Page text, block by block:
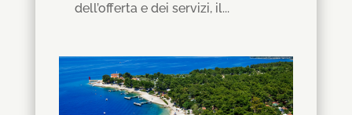
dell’offerta e dei servizi, il...